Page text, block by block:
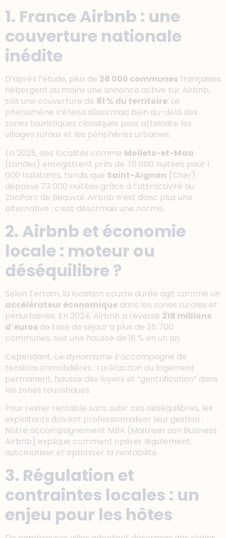
1. France Airbnb : une
couverture nationale
inédite
D’après l’étude, plus de 28 000 communes françaises
hébergent au moins une annonce active sur Airbnb,
soit une couverture de 81 % du territoire. Le
phénomène s’étend désormais bien au-delà des
zones touristiques classiques pour atteindre les
villages ruraux et les périphéries urbaines.
En 2025, des localités comme Moliets-et-Maa
(Landes) enregistrent près de 70 000 nuitées pour 1
000 habitants, tandis que Saint-Aignan (Cher)
dépasse 73 000 nuitées grâce à l’attractivité du
ZooParc de Beauval. Airbnb n’est donc plus une
alternative : c’est désormais une norme.
2. Airbnb et économie
locale : moteur ou
déséquilibre ?
Selon Terram, la location courte durée agit comme un
accélérateur économique dans les zones rurales et
périurbaines. En 2024, Airbnb a reversé 218 millions
d’euros de taxe de séjour à plus de 25 700
communes, soit une hausse de 16 % en un an.
Cependant, ce dynamisme s’accompagne de
tensions immobilières : raréfaction du logement
permanent, hausse des loyers et “gentrification” dans
les zones touristiques.
Pour rester rentable sans subir ces déséquilibres, les
exploitants doivent professionnaliser leur gestion :
Notre accompagnement MBA (Maitriser son Business
Airbnb) explique comment opérer légalement,
automatiser et optimiser la rentabilité.
3. Régulation et
contraintes locales : un
enjeu pour les hôtes